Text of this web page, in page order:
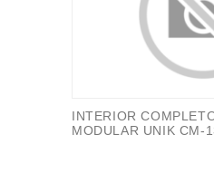
INTERIOR
MODULAR UNIK CM-